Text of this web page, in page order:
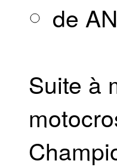
de
Suite à